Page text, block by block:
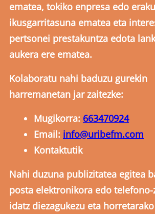
ematea, tokiko enpresa edo
ikusgarritasuna ematea eta
pertsonei prestakuntza edota
aukera ere ematea.
Kolaboratu nahi baduzu gurekin
harremanetan jar zaitezke:
Mugikorra: 663470924
Email: info@uribefm.com
Kontaktutik
Nahi duzuna publizitatea egitea
posta elektronikora edo
idatz diezagukezu eta